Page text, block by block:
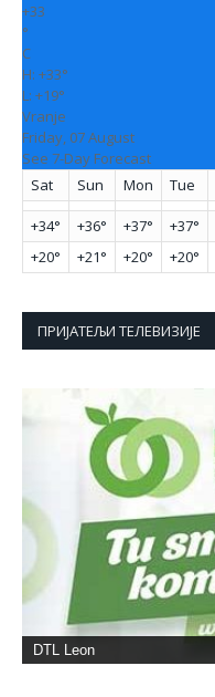
+33
°
C
H: +33°
L: +19°
Vranje
Friday, 07 August
See 7-Day Forecast
Sat
Sun Mon Tue
+34° +36° +37° +37°
+20° +21° +20° +20°
ПРИЈАТЕЉИ ТЕЛЕВИЗИЈЕ
DTL Leon